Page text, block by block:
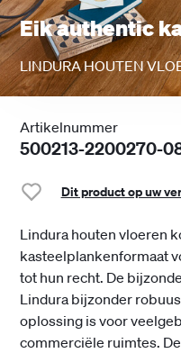
Eik authentic
LINDURA HOUTEN
Artikelnummer
500213-2200270-
Dit product op uw
Lindura houten vloeren
kasteelplankenformaat
tot hun recht. De
Lindura bijzonder
oplossing is voor
commerciële ruimtes.